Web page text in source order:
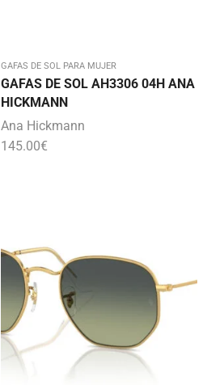
GAFAS DE SOL PARA MUJER
GAFAS DE SOL AH3306 04H ANA
HICKMANN
Ana Hickmann
145.00€